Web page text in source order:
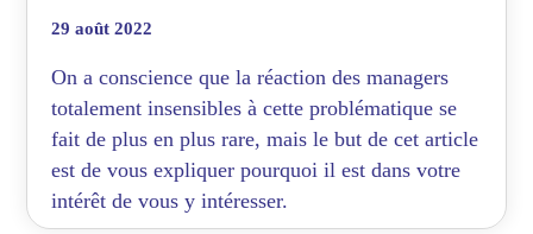
29 août 2022
On a conscience que la réaction des managers
totalement insensibles à cette problématique se
fait de plus en plus rare, mais le but de cet article
est de vous expliquer pourquoi il est dans votre
intérêt de vous y intéresser.